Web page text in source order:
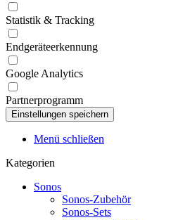
Statistik & Tracking
Endgeräteerkennung
Google Analytics
Partnerprogramm
Menü schließen
Kategorien
Sonos
Sonos-Zubehör
Sonos-Sets